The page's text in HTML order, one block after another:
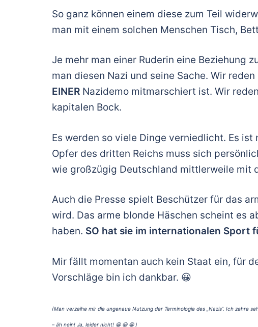
So ganz können einem diese zum Teil
man mit einem solchen Menschen Tisch,
Je mehr man einer Ruderin eine Beziehung
man diesen Nazi und seine Sache. Wir
EINER Nazidemo mitmarschiert ist. Wir
kapitalen Bock.
Es werden so viele Dinge verniedlicht. Es
Opfer des dritten Reichs muss sich
wie großzügig Deutschland mittlerweile mit
Auch die Presse spielt Beschützer für das
wird. Das arme blonde Häschen scheint es
haben. SO hat sie im internationalen Sport
Mir fällt momentan auch kein Staat ein, für
Vorschläge bin ich dankbar. 😀
(Man verzeihe mir die ungenaue Nutzung der Terminologie des „Nazis“. Ich zehre
– äh nein! Ja, leider nicht! 😀 😀 😀 )